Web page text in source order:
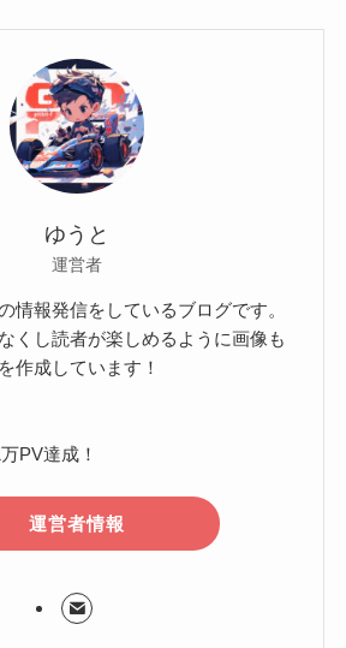
ゆうと
運営者
情報発信をしているブログです。
くし読者が楽しめるように画像も
作成しています！
PV達成！
運営者情報